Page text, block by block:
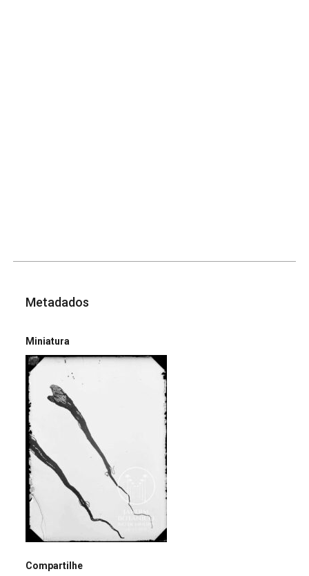
Metadados
Miniatura
Compartilhe